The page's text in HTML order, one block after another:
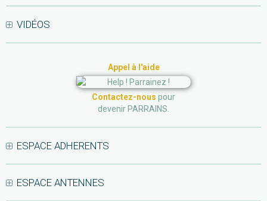
VIDÉOS
Appel à l'aide
Contactez-nous pour
devenir PARRAINS.
ESPACE ADHERENTS
ESPACE ANTENNES